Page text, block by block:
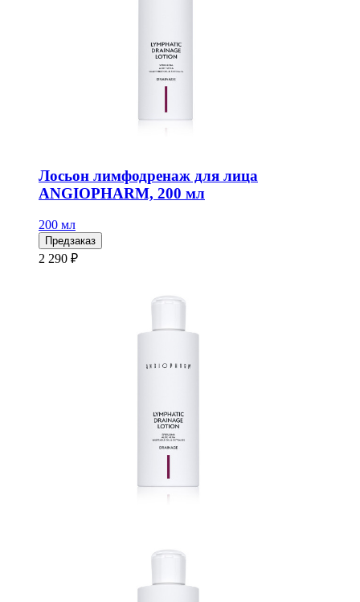
Лосьон лимфодренаж для лица
ANGIOPHARM, 200 мл
200 мл
Предзаказ
2 290 ₽